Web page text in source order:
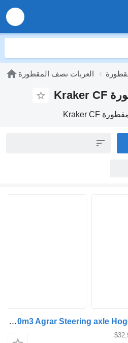
العربات نصف المقطورة
Kraker CF200 CF 200 90m3 Agrar Steering axle Hogedrukreiniger Top condi